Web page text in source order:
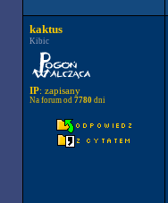
kaktus
Kibic
IP: zapisany
Na forum od 7780dni